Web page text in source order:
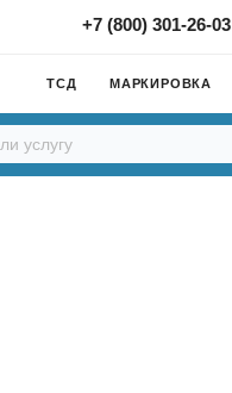
+7 (800) 301-26-03
ТСД МАРКИРОВКА